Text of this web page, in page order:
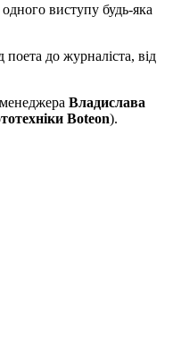
виступу будь-яка
поета до журналіста, від
Владислава
Boteon).